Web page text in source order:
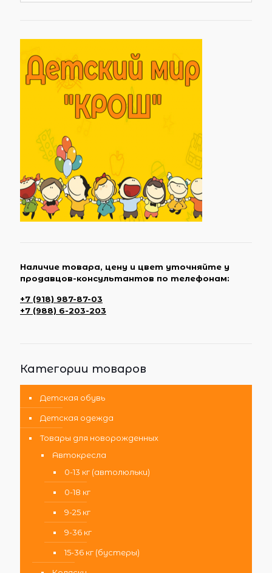
Наличие товара, цену и цвет уточняйте у
продавцов-консультантов по телефонам:
+7 (918) 987-87-03
+7 (988) 6-203-203
Категории товаров
Детская обувь
Детская одежда
Товары для новорожденных
Автокресла
0-13 кг (автолюльки)
0-18 кг
9-25 кг
9-36 кг
15-36 кг (бустеры)